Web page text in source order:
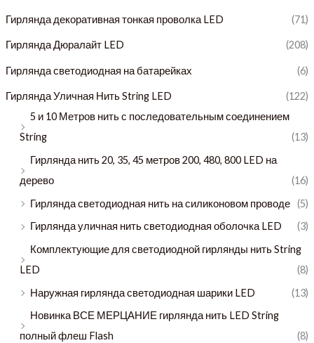
Гирлянда декоративная тонкая проволка LED (71)
Гирлянда Дюралайт LED (208)
Гирлянда светодиодная на батарейках (6)
Гирлянда Уличная Нить String LED
(122)
5 и 10 Метров нить с последовательным соединением
String
(13)
Гирлянда нить 20, 35, 45 метров 200, 480, 800 LED на
дерево
(16)
Гирлянда светодиодная нить на силиконовом проводе
(5)
Гирлянда уличная нить светодиодная оболочка LED
(3)
Комплектующие для светодиодной гирлянды нить String
LED
(8)
Наружная гирлянда светодиодная шарики LED
(13)
Новинка ВСЕ МЕРЦАНИЕ гирлянда нить LED String
полный флеш Flash
(8)